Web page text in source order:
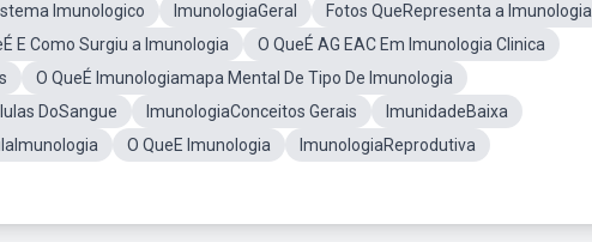
Imunologico ImunologiaGeral
Fotos QueRepresenta a Imunologia
E Como Surgiu a Imunologia
O QueÉ AG EAC Em Imunologia Clinica
O QueÉ Imunologiamapa Mental De Tipo De Imunologia
DoSangue ImunologiaConceitos Gerais
ImunidadeBaixa
O QueE Imunologia
ImunologiaReprodutiva